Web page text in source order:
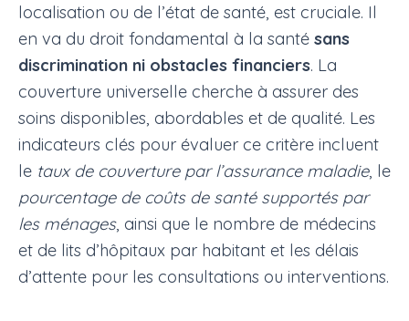
localisation ou de l’état de santé, est cruciale. Il
en va du droit fondamental à la santé sans
discrimination ni obstacles financiers. La
couverture universelle cherche à assurer des
soins disponibles, abordables et de qualité. Les
indicateurs clés pour évaluer ce critère incluent
le taux de couverture par l’assurance maladie, le
pourcentage de coûts de santé supportés par
les ménages, ainsi que le nombre de médecins
et de lits d’hôpitaux par habitant et les délais
d’attente pour les consultations ou interventions.